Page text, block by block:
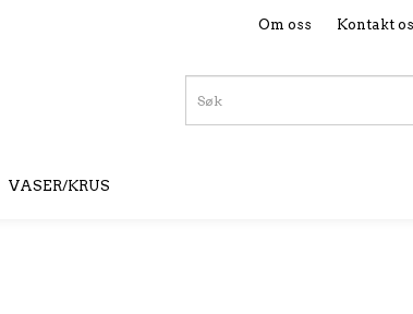
Om oss Kontakt
VASER/KRUS